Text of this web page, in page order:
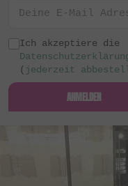
Sequence
Simple Bike Co.
SNAFU
Soul
St Martin
Ich akzeptiere die
( jederzeit
ANMELDEN